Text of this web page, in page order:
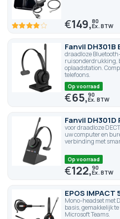
77.6 100 €149,80
Fanvil
draadloze
ruisonderdrukking,
oplaadstation.
telefoons.
Op voorraad
€65,90
Fanvil DH301D
voor draadloze
uw computer en
verbinding met
Op voorraad
€122,90
EPOS IMPACT
Mono-headset met
basis, gemakkelijk
Microsoft Teams.